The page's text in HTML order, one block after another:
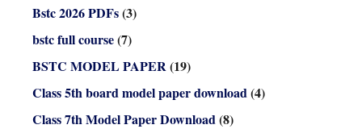
Bstc 2026 PDFs(3)
bstc full course(7)
BSTC MODEL PAPER(19)
Class 5th board model paper download(4)
Class 7th Model Paper Download(8)